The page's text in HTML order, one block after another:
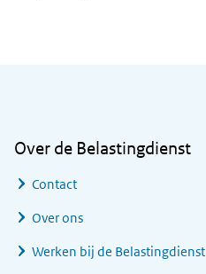
Over de Belastingdienst
Contact
Over ons
Werken bij de Belastingdienst